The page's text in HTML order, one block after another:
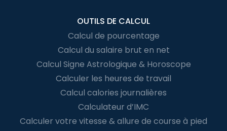
OUTILS DE CALCUL
Calcul de pourcentage
Calcul du salaire brut en net
Calcul Signe Astrologique & Horoscope
Calculer les heures de travail
Calcul calories journalières
Calculateur d’IMC
Calculer votre vitesse & allure de course à pied